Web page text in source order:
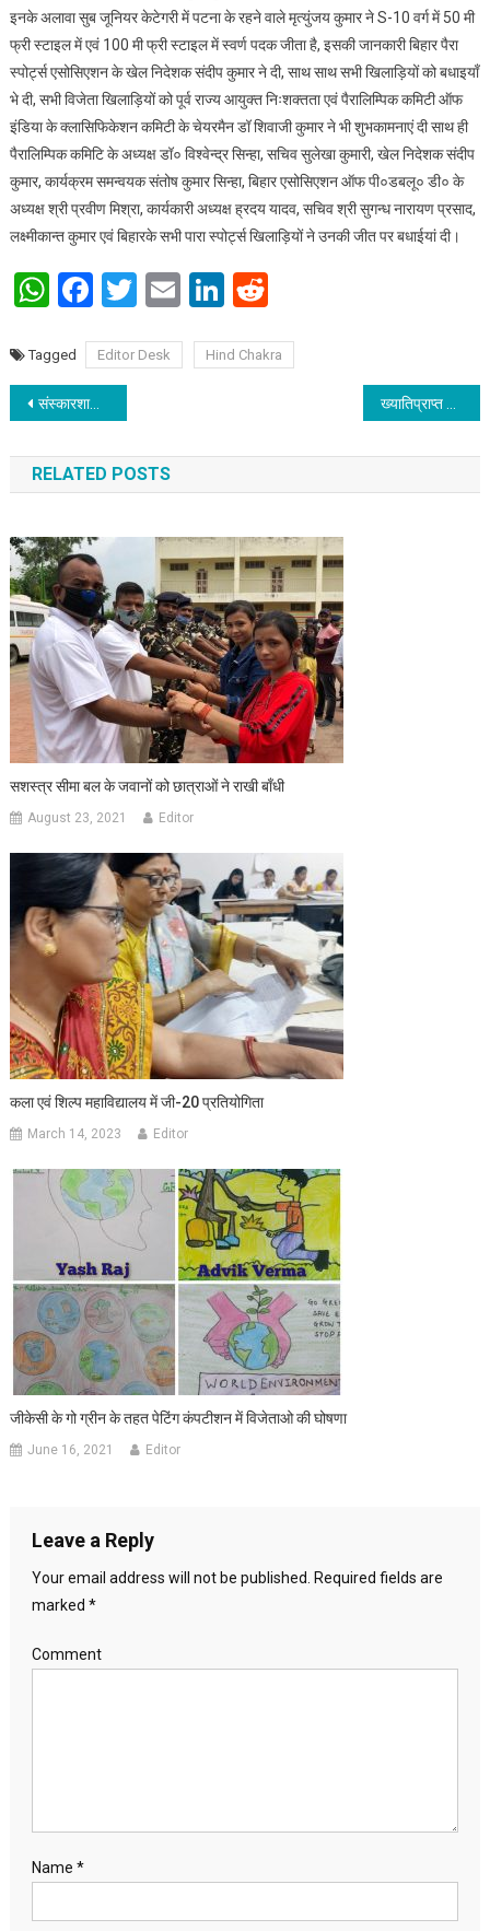
इनके अलावा सुब जूनियर केटेगरी में पटना के रहने वाले मृत्युंजय कुमार ने S-10 वर्ग में 50 मी
फ्री स्टाइल में एवं 100 मी फ्री स्टाइल में स्वर्ण पदक जीता है, इसकी जानकारी बिहार पैरा
स्पोर्ट्स एसोसिएशन के खेल निदेशक संदीप कुमार ने दी, साथ साथ सभी खिलाड़ियों को बधाइयाँ
भे दी, सभी विजेता खिलाड़ियों को पूर्व राज्य आयुक्त निःशक्तता एवं पैरालिम्पिक कमिटी ऑफ
इंडिया के क्लासिफिकेशन कमिटी के चेयरमैन डॉ शिवाजी कुमार ने भी शुभकामनाएं दी साथ ही
पैरालिम्पिक कमिटि के अध्‍यक्ष डॉ० विश्‍वेन्‍द्र सिन्‍हा, सचिव सुलेखा कुमारी, खेल निदेशक संदीप
कुमार, कार्यक्रम समन्वयक संतोष कुमार सिन्हा, बिहार एसोसिएशन ऑफ पी०डबलू० डी० के
अध्‍यक्ष श्री प्रवीण मिश्रा, कार्यकारी अध्यक्ष ह्रदय यादव, सचिव श्री सुगन्‍ध नारायण प्रसाद,
लक्ष्‍मीकान्‍त कुमार एवं बिहारके सभी पारा स्पोर्ट्स खिलाड़ियों ने उनकी जीत पर बधाईयां दी।
WhatsApp
Facebook
Twitter
EmailLinkedIn
Reddit
Tagged Editor Desk Hind Chakra
Post navigation
संस्कारशाला में मना बिहार दिवस
RELATED POSTS
सशस्त्र सीमा बल के जवानों को छात्राओं ने राखी बाँधी
August 23, 2021 Editor
कला एवं शिल्प महाविद्यालय में जी-20 प्रतियोगिता
March 14, 2023 Editor
जीकेसी के गो ग्रीन के तहत पेटिंग कंपटीशन में विजेताओ की घोषणा
June 16, 2021 Editor
Leave a Reply
Your email address will not be published.
Required fields are
marked *
Comment
Name *